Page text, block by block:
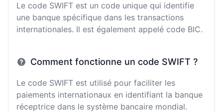
Le code SWIFT est un code unique qui identifie
une banque spécifique dans les transactions
internationales. Il est également appelé code BIC.
Comment fonctionne un code SWIFT ?
Le code SWIFT est utilisé pour faciliter les
paiements internationaux en identifiant la banque
réceptrice dans le système bancaire mondial.